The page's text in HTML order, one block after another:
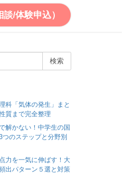
/体験申込）
科「気体の発生」まと
質まで完全整理
解かない！中学生の国
のステップと分野別
力を一気に伸ばす！大
出パターン５選と対策